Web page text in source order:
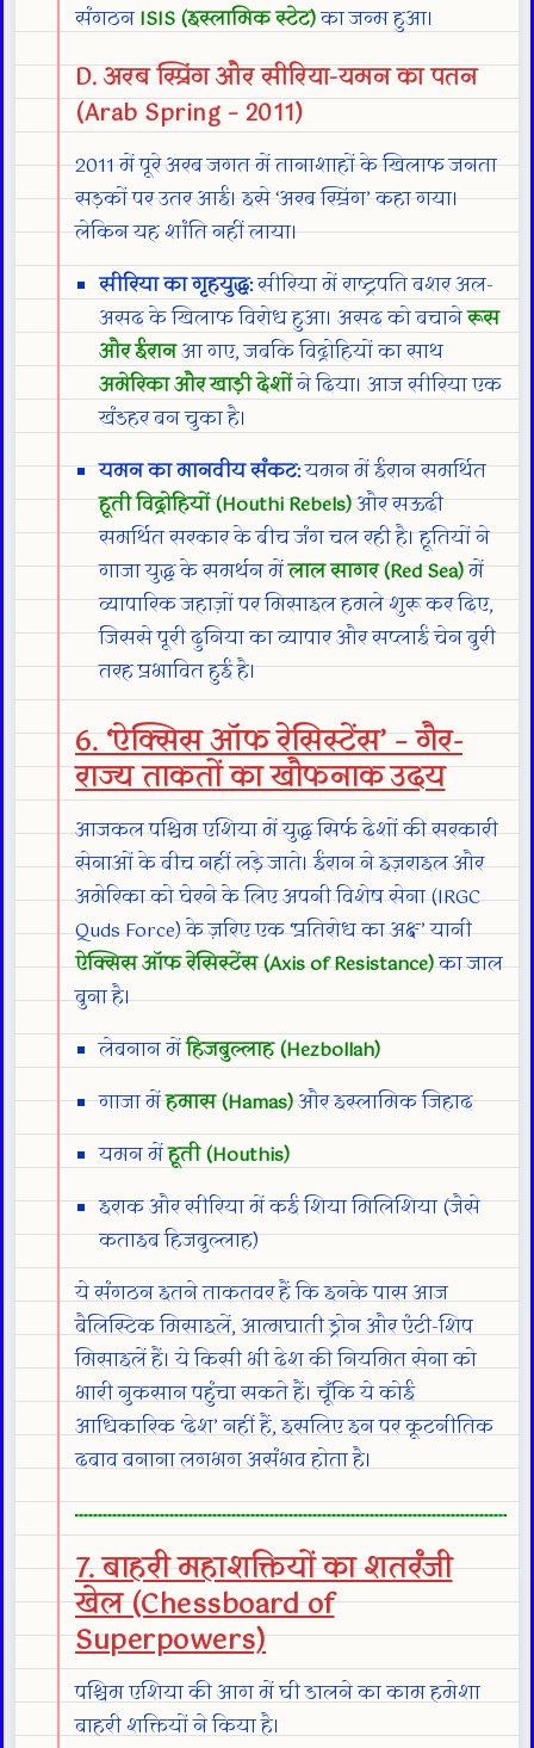
संगठन ISIS (इस्लामिक स्टेट)का जन्म हुआ।
D. अरब स्प्रिंग और सीरिया-यमन का पतन
(Arab Spring – 2011)
2011 में पूरे अरब जगत में तानाशाहों के खिलाफ जनता
सड़कों पर उतर आई। इसे ‘अरब स्प्रिंग’ कहा गया।
लेकिन यह शांति नहीं लाया।
सीरिया का गृहयुद्ध:सीरिया में राष्ट्रपति बशर अल-
असद के खिलाफ विरोध हुआ। असद को बचानेरूस
और ईरानआ गए, जबकि विद्रोहियों का साथ
अमेरिका और खाड़ी देशोंने दिया। आज सीरिया एक
खंडहर बन चुका है।
यमन का मानवीय संकट:यमन में ईरान समर्थित
हूती विद्रोहियों (Houthi Rebels)और सऊदी
समर्थित सरकार के बीच जंग चल रही है। हूतियों ने
गाजा युद्ध के समर्थन मेंलाल सागर (Red Sea)में
व्यापारिक जहाज़ों पर मिसाइल हमले शुरू कर दिए,
जिससे पूरी दुनिया का व्यापार और सप्लाई चेन बुरी
तरह प्रभावित हुई है।
6. ‘ऐक्सिस ऑफ रेसिस्टेंस’ – गैर-
राज्य ताकतों का खौफनाक उदय
आजकल पश्चिम एशिया में युद्ध सिर्फ देशों की सरकारी
सेनाओं के बीच नहीं लड़े जाते। ईरान ने इज़राइल और
अमेरिका को घेरने के लिए अपनी विशेष सेना (IRGC
Quds Force) के ज़रिए एक ‘प्रतिरोध का अक्ष’ यानी
ऐक्सिस ऑफ रेसिस्टेंस (Axis of Resistance)का जाल
बुना है।
लेबनान मेंहिजबुल्लाह (Hezbollah)
गाजा मेंहमास (Hamas)और इस्लामिक जिहाद
यमन मेंहूती (Houthis)
इराक और सीरिया में कई शिया मिलिशिया (जैसे
कताइब हिजबुल्लाह)
ये संगठन इतने ताकतवर हैं कि इनके पास आज
बैलिस्टिक मिसाइलें, आत्मघाती ड्रोन और एंटी-शिप
मिसाइलें हैं। ये किसी भी देश की नियमित सेना को
भारी नुकसान पहुंचा सकते हैं। चूँकि ये कोई
आधिकारिक ‘देश’ नहीं हैं, इसलिए इन पर कूटनीतिक
दबाव बनाना लगभग असंभव होता है।
7. बाहरी महाशक्तियों का शतरंजी
खेल (Chessboard of
Superpowers)
पश्चिम एशिया की आग में घी डालने का काम हमेशा
बाहरी शक्तियों ने किया है।